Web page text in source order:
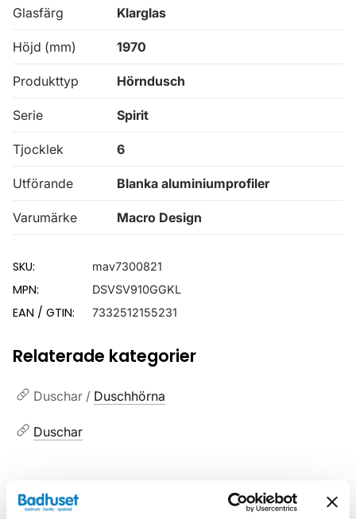
Glasfärg Klarglas
Höjd (mm) 1970
Produkttyp Hörndusch
Serie Spirit
Tjocklek 6
Utförande Blanka aluminiumprofiler
Varumärke Macro Design
SKU: mav7300821
MPN: DSVSV910GGKL
EAN / GTIN: 7332512155231
Relaterade kategorier
Duschar / Duschhörna
Duschar